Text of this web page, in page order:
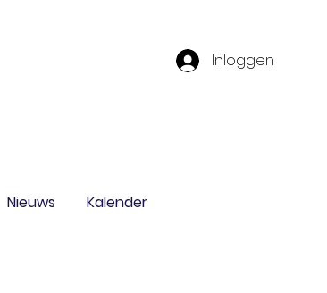
Inloggen
Nieuws Kalender